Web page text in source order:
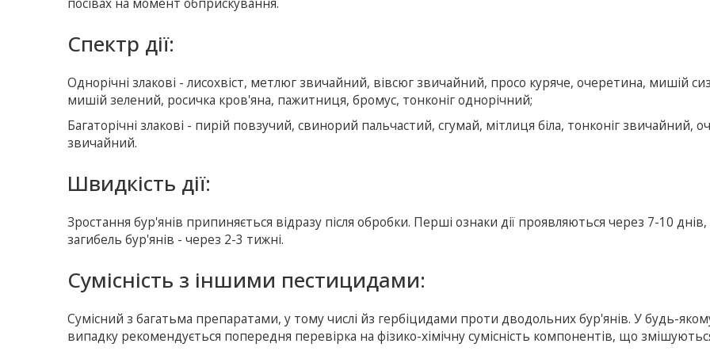
посівах на момент обприскування.
Спектр дії:
Однорічні злакові - лисохвіст, метлюг звичайний, вівсюг звичайний, просо куряче, очеретина, мишій
мишій зелений, росичка кров'яна, пажитниця, бромус, тонконіг однорічний;
Багаторічні злакові - пирій повзучий, свинорий пальчастий, сгумай, мітлиця біла, тонконіг звичайний,
звичайний.
Швидкість дії:
Зростання бур'янів припиняється відразу після обробки. Перші ознаки дії проявляються через 7-10 днів,
загибель бур'янів - через 2-3 тижні.
Сумісність з іншими пестицидами:
Сумісний з багатьма препаратами, у тому числі йз гербіцидами проти дводольних бур'янів. У будь-
випадку рекомендується попередня перевірка на фізико-хімічну сумісність компонентів, що